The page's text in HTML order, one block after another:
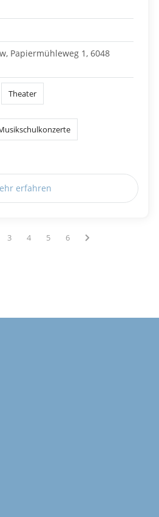
Papiermühleweg 1, 6048
Theater
erfahren
la page
êtes sur la page
Vous êtes sur la page
3 Vous êtes sur la page
4 Vous êtes sur la page
5 Vous êtes sur la page
6